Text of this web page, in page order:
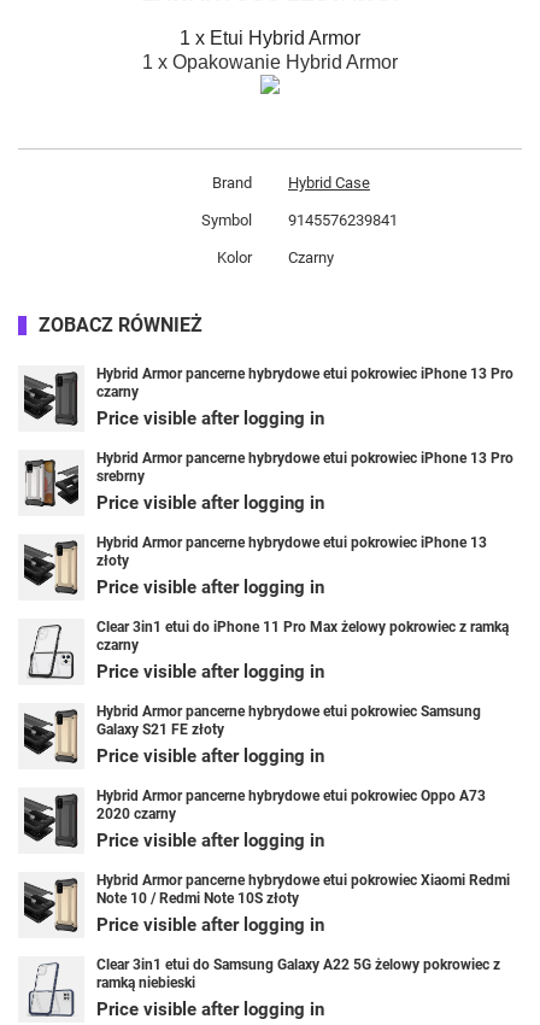
1 x Etui Hybrid Armor
1 x Opakowanie Hybrid Armor
Brand Hybrid Case
Symbol 9145576239841
Kolor Czarny
ZOBACZ RÓWNIEŻ
Hybrid Armor pancerne hybrydowe etui pokrowiec iPhone 13 Pro
czarny
Price visible after logging in
Hybrid Armor pancerne hybrydowe etui pokrowiec iPhone 13 Pro
srebrny
Price visible after logging in
Hybrid Armor pancerne hybrydowe etui pokrowiec iPhone 13
złoty
Price visible after logging in
Clear 3in1 etui do iPhone 11 Pro Max żelowy pokrowiec z ramką
czarny
Price visible after logging in
Hybrid Armor pancerne hybrydowe etui pokrowiec Samsung
Galaxy S21 FE złoty
Price visible after logging in
Hybrid Armor pancerne hybrydowe etui pokrowiec Oppo A73
2020 czarny
Price visible after logging in
Hybrid Armor pancerne hybrydowe etui pokrowiec Xiaomi Redmi
Note 10 / Redmi Note 10S złoty
Price visible after logging in
Clear 3in1 etui do Samsung Galaxy A22 5G żelowy pokrowiec z
ramką niebieski
Price visible after logging in